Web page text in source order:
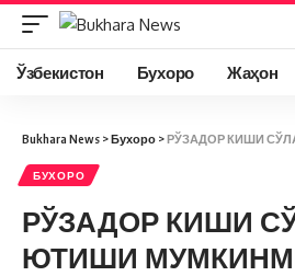
Ўзбекистон Бухоро Жаҳон
Bukhara News >Бухоро >РЎЗАДОР КИШИ
БУХОРО
РЎЗАДОР КИШИ
ЮТИШИ